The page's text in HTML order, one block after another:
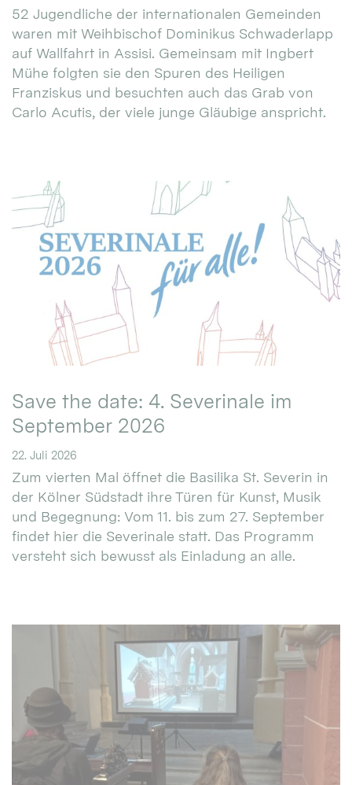
52 Jugendliche der internationalen Gemeinden
waren mit Weihbischof Dominikus Schwaderlapp
auf Wallfahrt in Assisi. Gemeinsam mit Ingbert
Mühe folgten sie den Spuren des Heiligen
Franziskus und besuchten auch das Grab von
Carlo Acutis, der viele junge Gläubige anspricht.
Save the date: 4. Severinale im
September 2026
22. Juli 2026
Zum vierten Mal öffnet die Basilika St. Severin in
der Kölner Südstadt ihre Türen für Kunst, Musik
und Begegnung: Vom 11. bis zum 27. September
findet hier die Severinale statt. Das Programm
versteht sich bewusst als Einladung an alle.